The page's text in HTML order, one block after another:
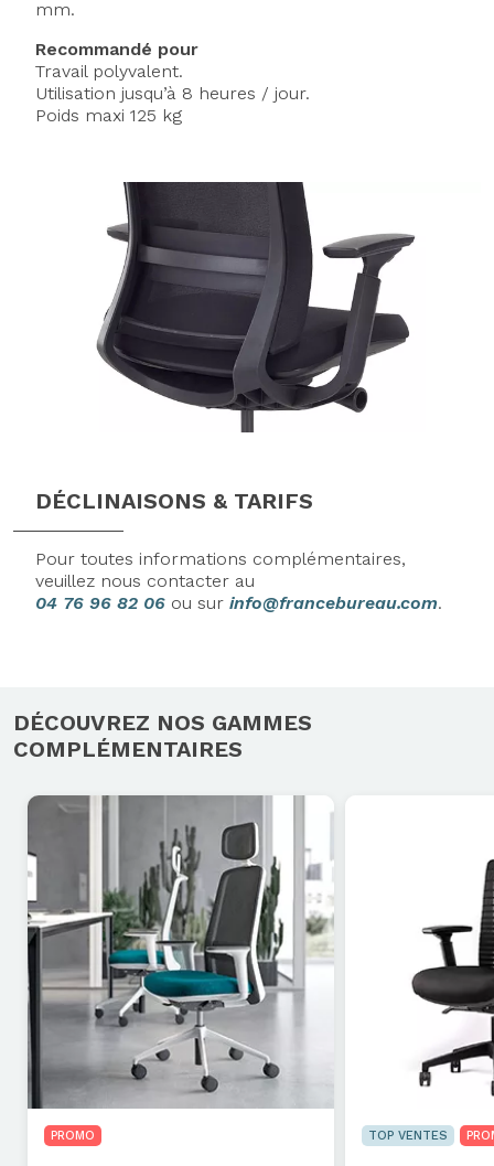
mm.
Recommandé pour
Travail polyvalent.
Utilisation jusqu’à 8 heures / jour.
Poids maxi 125 kg
DÉCLINAISONS & TARIFS
Pour toutes informations complémentaires,
veuillez nous contacter au
04 76 96 82 06 ou sur info@francebureau.com.
DÉCOUVREZ NOS GAMMES
COMPLÉMENTAIRES
PROMO TOP VENTES